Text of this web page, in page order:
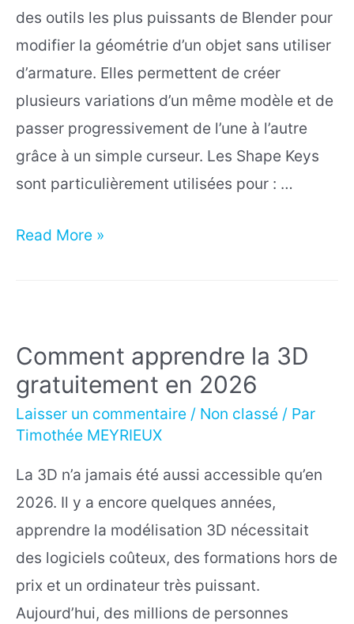
des outils les plus puissants de Blender pour
modifier la géométrie d’un objet sans utiliser
d’armature. Elles permettent de créer
plusieurs variations d’un même modèle et de
passer progressivement de l’une à l’autre
grâce à un simple curseur. Les Shape Keys
sont particulièrement utilisées pour : …
Qu’est-
Shape
sur
Blender
Le
guide
complet
pour
débutants
Read More »
Comment apprendre la 3D
gratuitement en 2026
Laisser un commentaire / Non classé / Par
Timothée MEYRIEUX
La 3D n’a jamais été aussi accessible qu’en
2026. Il y a encore quelques années,
apprendre la modélisation 3D nécessitait
des logiciels coûteux, des formations hors de
prix et un ordinateur très puissant.
Aujourd’hui, des millions de personnes